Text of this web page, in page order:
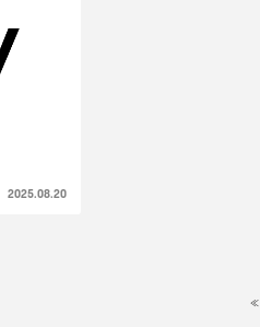
2025.08.20
≪